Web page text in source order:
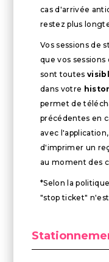
cas d'arrivée
restez plus
Vos sessions de
que vos
sont toutes
dans votre
permet de
précédentes en
avec
d'imprimer un
au moment des
*Selon la
"stop ticket" n'est